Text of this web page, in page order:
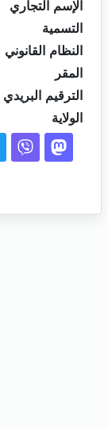
الإسم التجاري
التسمية
النظام القانوني
المقر
الترقيم البريدي
الولاية